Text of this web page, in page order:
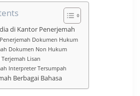
di Kantor Penerjemah
Dokumen Hukum
Dokumen Non Hukum
Lisan
Interpreter Tersumpah
Berbagai Bahasa